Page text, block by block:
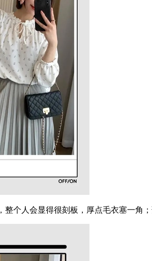
人会显得很刻板，厚点毛衣塞一角；